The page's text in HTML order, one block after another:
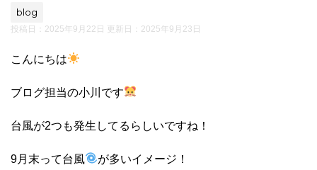
blog
投稿日：2025年9月22日 更新日： 2025年9月23日
こんにちは
ブログ担当の小川です
台風が2つも発生してるらしいですね！
9月末って台風 が多いイメージ！